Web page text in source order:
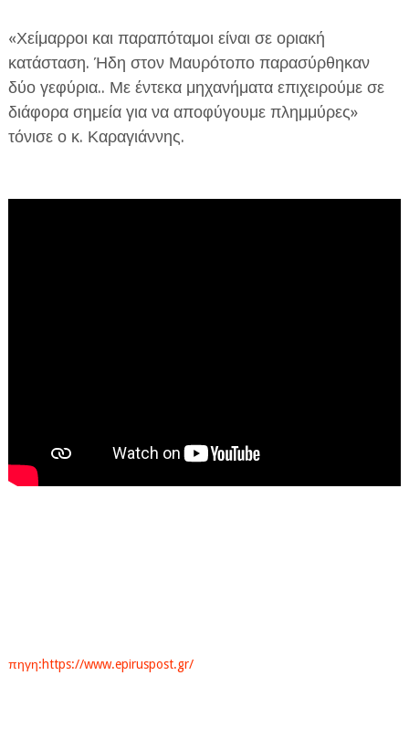
«Χείμαρροι και παραπόταμοι είναι σε οριακή
κατάσταση. Ήδη στον Μαυρότοπο παρασύρθηκαν
δύο γεφύρια.. Με έντεκα μηχανήματα επιχειρούμε σε
διάφορα σημεία για να αποφύγουμε πλημμύρες»
τόνισε ο κ. Καραγιάννης.
πηγη:https://www.epiruspost.gr/